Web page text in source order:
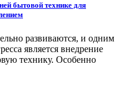
бытовой технике для
развиваются, и одним
является внедрение
технику. Особенно